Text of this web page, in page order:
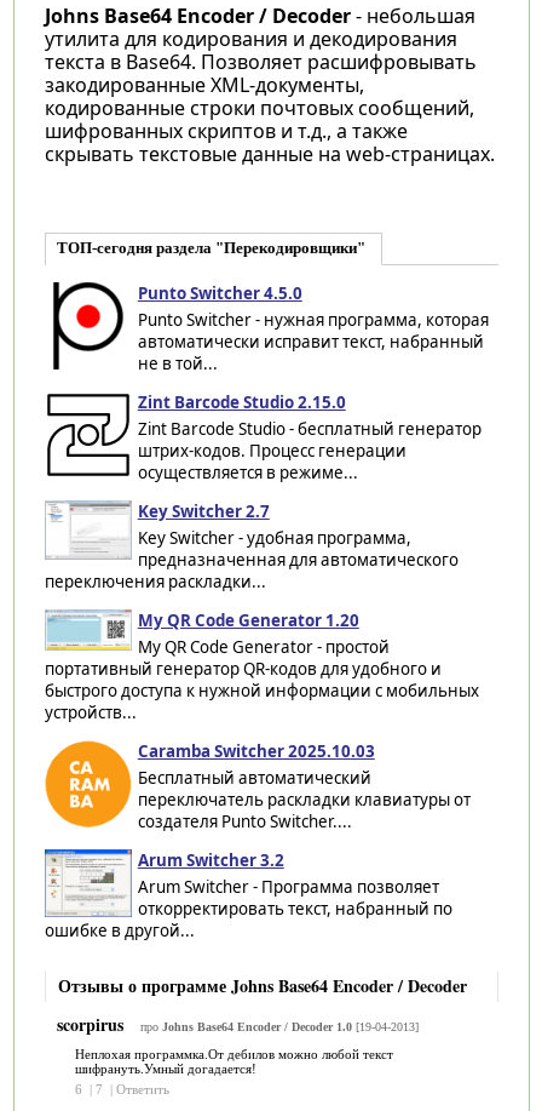
Johns Base64 Encoder / Decoder- небольшая
утилита для кодирования и декодирования
текста в Base64. Позволяет расшифровывать
закодированные XML-документы,
кодированные строки почтовых сообщений,
шифрованных скриптов и т.д., а также
скрывать текстовые данные на web-страницах.
ТОП-сегодня раздела "Перекодировщики"
Punto Switcher 4.5.0
Punto Switcher - нужная программа, которая
автоматически исправит текст, набранный
не в той...
Zint Barcode Studio 2.15.0
Zint Barcode Studio - бесплатный генератор
штрих-кодов. Процесс генерации
осуществляется в режиме...
Key Switcher 2.7
Key Switcher - удобная программа,
предназначенная для автоматического
переключения раскладки...
My QR Code Generator 1.20
My QR Code Generator - простой
портативный генератор QR-кодов для удобного и
быстрого доступа к нужной информации с мобильных
устройств...
Caramba Switcher 2025.10.03
Бесплатный автоматический
переключатель раскладки клавиатуры от
создателя Punto Switcher....
Arum Switcher 3.2
Arum Switcher - Программа позволяет
откорректировать текст, набранный по
ошибке в другой...
Отзывы о программе Johns Base64 Encoder / Decoder
scorpirus
про Johns Base64 Encoder / Decoder 1.0[19-04-2013]
Неплохая программка.От дебилов можно любой текст
шифрануть.Умный догадается!
6
7 Ответить